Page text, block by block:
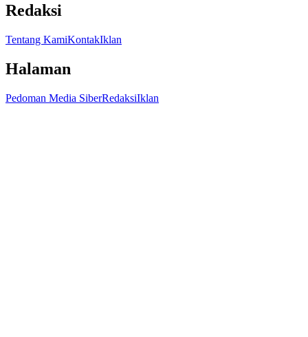
Redaksi
Tentang KamiKontakIklan
Halaman
Pedoman Media SiberRedaksiIklan